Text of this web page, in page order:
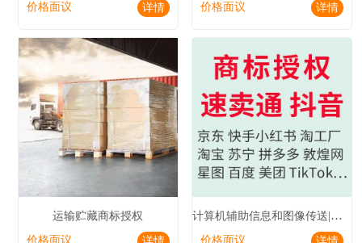
价格面议
详情
价格面议
详情
运输贮藏商标授权
价格面议
计算机辅助信息和图像传送|电视播放商标授权
价格面议